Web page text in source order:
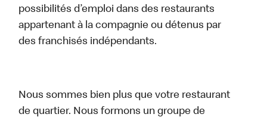
possibilités d’emploi dans des restaurants
appartenant à la compagnie ou détenus par
des franchisés indépendants.
Nous sommes bien plus que votre restaurant
de quartier. Nous formons un groupe de